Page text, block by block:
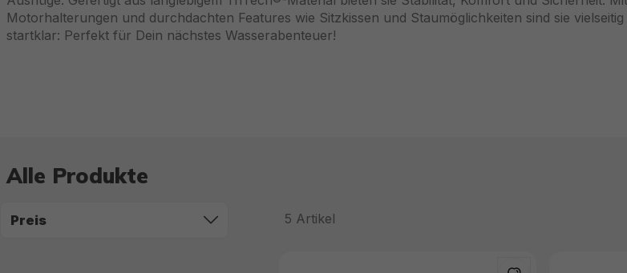
Motorhalterungen und durchdachten Features wie Sitzkissen und Staumöglichkeiten sind sie
startklar: Perfekt für Dein nächstes Wasserabenteuer!
Alle Produkte
Preis 5 Artikel